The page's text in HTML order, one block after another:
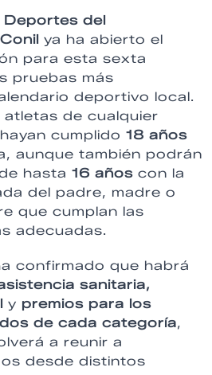
del
ya ha abierto el
para esta sexta
pruebas más
deportivo local.
de cualquier
cumplido 18 años
aunque también podrán
hasta 16 años con la
del padre, madre o
que cumplan las
adecuadas.
confirmado que habrá
sanitaria,
y premios para los
de cada categoría,
a reunir a
desde distintos